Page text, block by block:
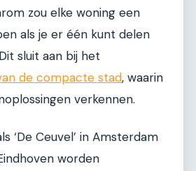
zou elke woning een
als je er één kunt delen
sluit aan bij het
de compacte stad, waarin
verkennen.
‘De Ceuvel’ in Amsterdam
worden